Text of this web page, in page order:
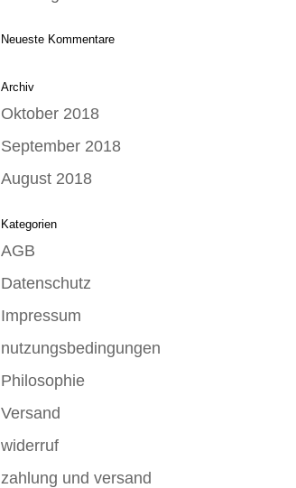
Neueste Kommentare
Archiv
Oktober 2018
September 2018
August 2018
Kategorien
AGB
Datenschutz
Impressum
nutzungsbedingungen
Philosophie
Versand
widerruf
zahlung und versand